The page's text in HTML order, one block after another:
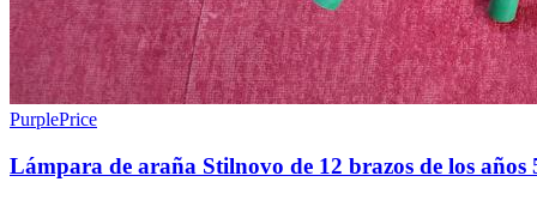
PurplePrice
Lámpara de araña Stilnovo de 12 brazos de los años